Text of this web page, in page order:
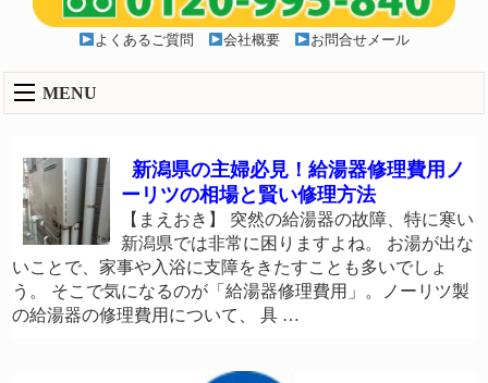
よくあるご質問 会社概要 お問合せメール
MENU
新潟県の主婦必見！給湯器修理費用ノ
ーリツの相場と賢い修理方法
【まえおき】 突然の給湯器の故障、特に寒い
新潟県では非常に困りますよね。 お湯が出な
いことで、家事や入浴に支障をきたすことも多いでしょ
う。 そこで気になるのが「給湯器修理費用」。ノーリツ製
の給湯器の修理費用について、 具 …